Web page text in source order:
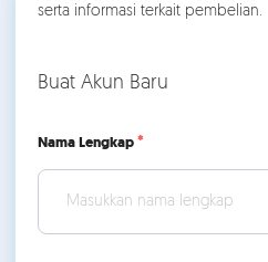
serta informasi terkait pembelian.
Buat Akun Baru
Nama Lengkap